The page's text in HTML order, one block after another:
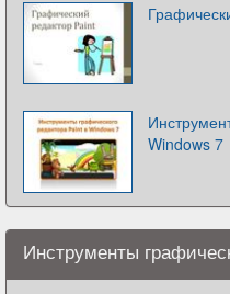
Windows 7
Инструменты